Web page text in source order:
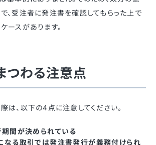
、受注者に発注書を確認してもらった上で
ースがあります。
つわる注意点
は、以下の4点に注意してください。
間が決められている
なる取引では発注書発行が義務付けられ